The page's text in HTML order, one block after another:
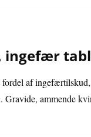
fordel af
ammende